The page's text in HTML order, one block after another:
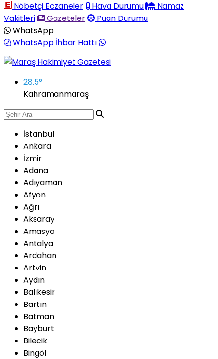
Nöbetçi Eczaneler
Hava Durumu
Namaz
Vakitleri
Gazeteler
Puan Durumu
WhatsApp
WhatsApp İhbar Hattı
28.5°
Kahramanmaraş
İstanbul
Ankara
İzmir
Adana
Adıyaman
Afyon
Ağrı
Aksaray
Amasya
Antalya
Ardahan
Artvin
Aydın
Balıkesir
Bartın
Batman
Bayburt
Bilecik
Bingöl